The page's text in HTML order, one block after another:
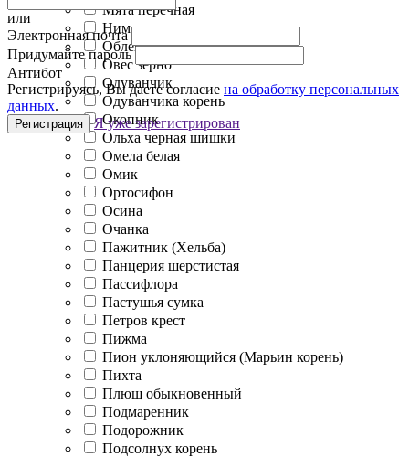
Мята перечная
Ним
Облепиха
Овес зерно
Одуванчик
Одуванчика корень
Окопник
Ольха черная шишки
Омела белая
Омик
Ортосифон
Осина
Очанка
Пажитник (Хельба)
Панцерия шерстистая
Пассифлора
Пастушья сумка
Петров крест
Пижма
Пион уклоняющийся (Марьин корень)
Пихта
Плющ обыкновенный
Подмаренник
Подорожник
Подсолнух корень
или
Электронная почта
Придумайте пароль
Антибот
Регистрируясь, Вы даете согласие на обработку персональных
данных.
Регистрация Я уже зарегистрирован